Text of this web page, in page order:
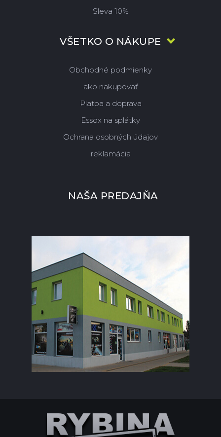
Sleva 10%
VŠETKO O NÁKUPE
Obchodné podmienky
ako nakupovať
Platba a doprava
Essox na splátky
Ochrana osobných údajov
reklamácia
NAŠA PREDAJŇA